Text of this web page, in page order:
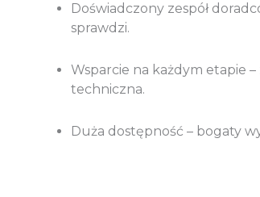
Doświadczony zespół
sprawdzi.
Wsparcie na każdym etapie
techniczna.
Duża dostępność – bogaty